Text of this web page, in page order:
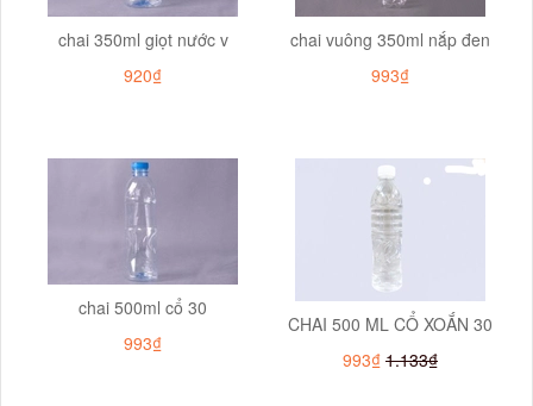
chai 350ml giọt nước v
920₫
chai vuông 350ml nắp đen
993₫
chai 500ml cổ 30
993₫
CHAI 500 ML CỔ XOẮN 30
993₫ 1.133₫